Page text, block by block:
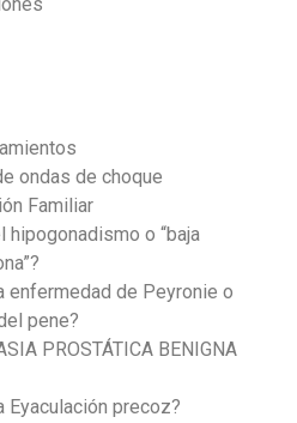
ondas de choque
Familiar
hipogonadismo o “baja
enfermedad de Peyronie o
pene?
PROSTÁTICA BENIGNA
Eyaculación precoz?